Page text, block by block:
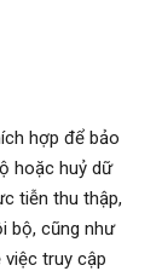
hợp để bảo
hoặc huỷ dữ
tiễn thu thập,
bộ, cũng như
truy cập